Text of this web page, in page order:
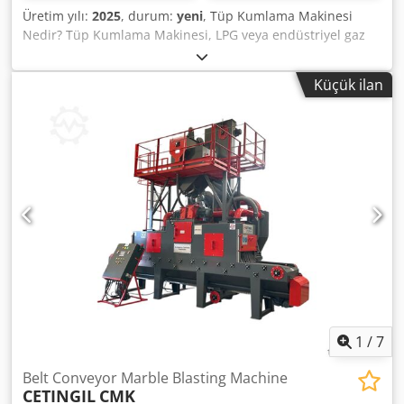
Üretim yılı: 2025, durum: yeni, Tüp Kumlama Makinesi
Nedir? Tüp Kumlama Makinesi, LPG veya endüstriyel gaz
tüplerinin yüzeyini temizlemek, pas ve boya kalıntılarını
gidermek ve yeniden boyama ya da muayene öncesi yüzey
hazırlığı yapmak için kullanılan endüstriyel bir yüzey
yüzeyine yüksek hızda çelik bilye (shot) fırlatarak: Pas, boya
ve kirleri temizler, Yüzeyi pürüzlendirir (boya ve kaplama
tutunmasını artırır), Cjdpfx Aljxun T Soforf Çatlak, darbe
veya korozyon tespitini kolaylaştırır, Tüpün yeniden
kullanılabilirliğini ve güvenliğini sağlar. 🧩 Temel
Bileşenleri Bileşen Görevi Kumlama Kabini (Blast Chamber)
İşlemin yapıldığı kapalı alan Kumlama Türbinleri (Blast
Wheel) Çelik bilyeleri yüksek hızda fırlatır Taşıma Sistemi
Tüpleri döndürür veya taşır (konveyör, döner tabla vb.)
Aşındırıcı Geri Kazanım Sistemi Kullanılan bilyeleri toplayıp
yeniden kullanır Toz Toplama Ünitesi Ortaya çıkan tozu
filtreler Kontrol Paneli Otomasyon ve işlem kontrolünü
Küçük ilan
1 /7
Belt Conveyor Marble Blasting Machine
CETINGIL CMK